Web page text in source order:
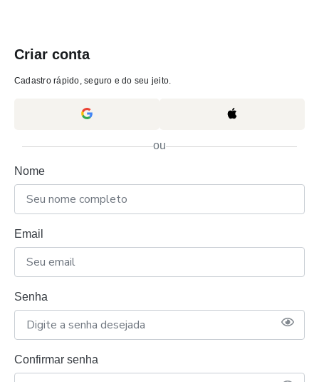
Criar conta
Cadastro rápido, seguro e do seu jeito.
ou
Nome
Email
Senha
Confirmar senha